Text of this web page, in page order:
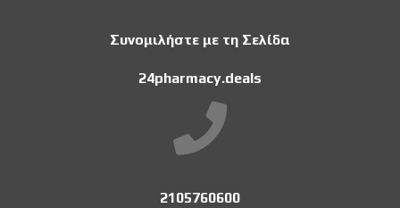
Συνομιλήστε με τη Σελίδα
24pharmacy.deals
2105760600